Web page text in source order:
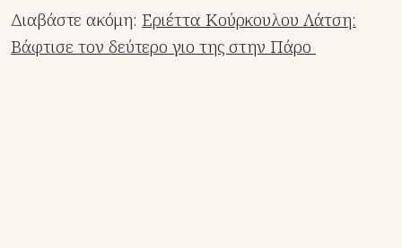
Διαβάστε ακόμη: Εριέττα Κούρκουλου Λάτση:
Βάφτισε τον δεύτερο γιο της στην Πάρο